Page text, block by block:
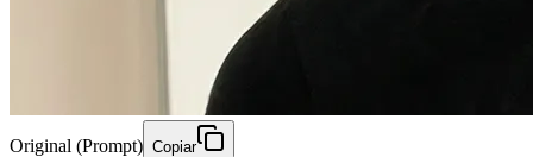
Original (Prompt) Copiar